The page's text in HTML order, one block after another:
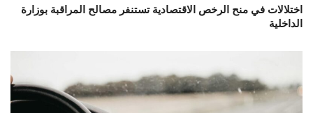
اختلالات في منح الرخص الاقتصادية تستنفر مصالح المراقبة بوزارة
الداخلية